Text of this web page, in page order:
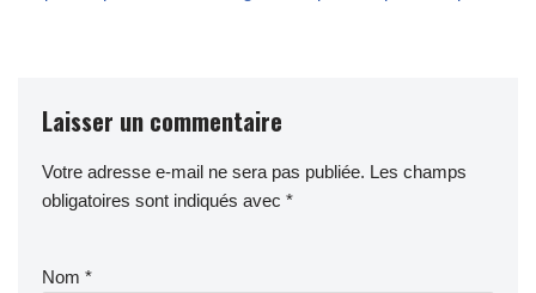
Laisser un commentaire
Votre adresse e-mail ne sera pas publiée. Les champs
obligatoires sont indiqués avec *
Nom *